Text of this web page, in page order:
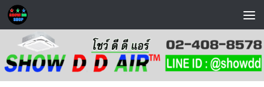
Skip to content